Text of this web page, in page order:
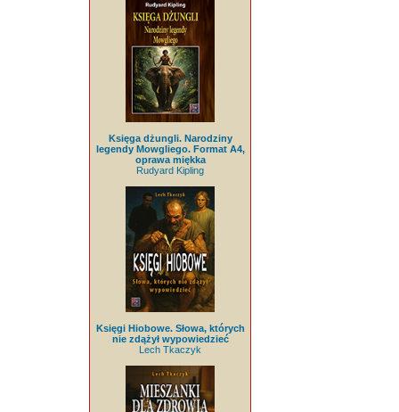
Księga dżungli. Narodziny
legendy Mowgliego. Format A4,
oprawa miękka
Rudyard Kipling
Księgi Hiobowe. Słowa, których
nie zdążył wypowiedzieć
Lech Tkaczyk